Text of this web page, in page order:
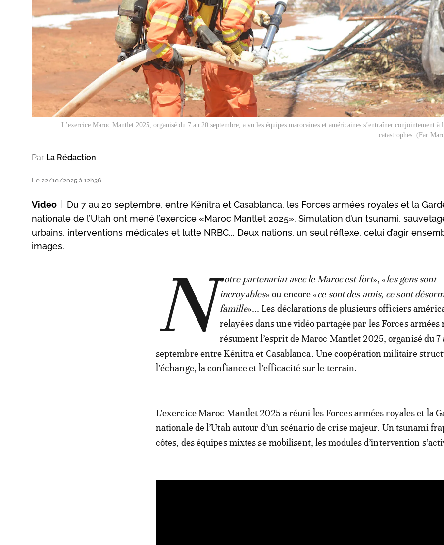
L’exercice Maroc Mantlet 2025, organisé du 7 au 20 septembre, a vu les équipes marocaines et américaines s’entraîner conjointement à
catastrophes. (Far
Par La Rédaction
Le 22/10/2025 à 12h36
Vidéo
Du 7 au 20 septembre, entre Kénitra et Casablanca, les Forces armées royales et la
nationale de l’Utah ont mené l’exercice «Maroc Mantlet 2025». Simulation d’un tsunami,
urbains, interventions médicales et lutte NRBC... Deux nations, un seul réflexe, celui d’agir
images.
«
N otre partenariat avec le Maroc est fort», «les gens sont
incroyables» ou encore «ce sont des amis, ce sont
famille»... Les déclarations de plusieurs officiers
relayées dans une vidéo partagée par les Forces armées
résument l’esprit de Maroc Mantlet 2025, organisé du 7
septembre entre Kénitra et Casablanca. Une coopération militaire
l’échange, la confiance et l’efficacité sur le terrain.
L’exercice Maroc Mantlet 2025 a réuni les Forces armées royales et la
nationale de l’Utah autour d’un scénario de crise majeur. Un tsunami
côtes, des équipes mixtes se mobilisent, les modules d’intervention